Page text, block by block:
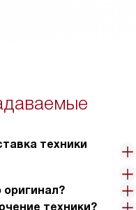
техники
техники?